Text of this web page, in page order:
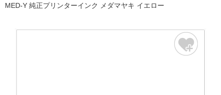
MED-Y 純正プリンターインク メダマヤキ イエロー